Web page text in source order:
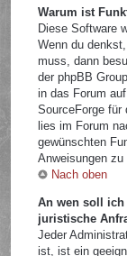
Warum ist
Diese Software
Wenn du
muss, dann
der phpBB
in das Forum
SourceForge für
lies im Forum
gewünschten
Anweisungen zu
Nach oben
An wen soll ich
juristische
Jeder
ist, ist ein